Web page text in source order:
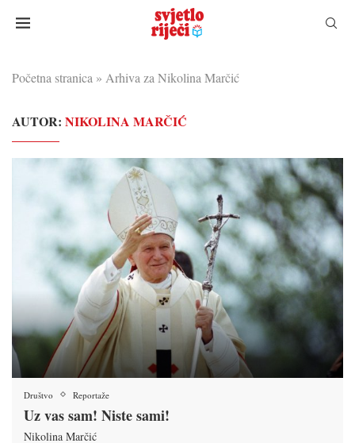
Početna stranica » Arhiva za Nikolina Marčić
AUTOR: NIKOLINA MARČIĆ
Društvo Reportaže
Uz vas sam! Niste sami!
Nikolina Marčić